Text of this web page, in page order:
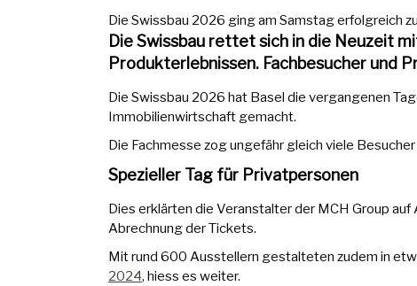
Die Swissbau 2026 ging am Samstag erfolgreich
Die Swissbau rettet sich in die Neuzeit
Produkterlebnissen. Fachbesucher und
Die Swissbau 2026 hat Basel die vergangenen
Immobilienwirtschaft gemacht.
Die Fachmesse zog ungefähr gleich viele Besucher
Spezieller Tag für Privatpersonen
Dies erklärten die Veranstalter der MCH Group auf
Abrechnung der Tickets.
Mit rund 600 Ausstellern gestalteten zudem in
2024, hiess es weiter.